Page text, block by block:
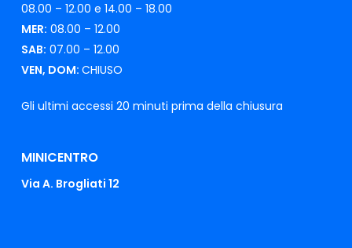
08.00 – 12.00 e 14.00 – 18.00
MER: 08.00 – 12.00
SAB: 07.00 – 12.00
VEN, DOM: CHIUSO
Gli ultimi accessi 20 minuti prima della chiusura
MINICENTRO
Via A. Brogliati 12